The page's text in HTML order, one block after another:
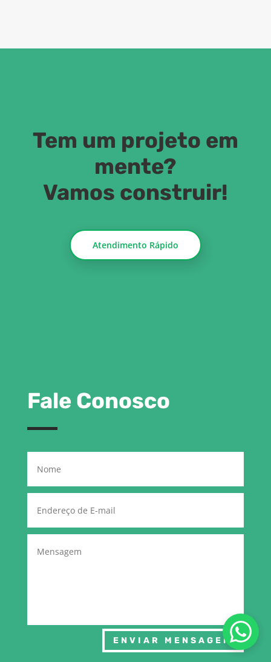
Tem um projeto em
mente?
Vamos construir!
Atendimento Rápido
Fale Conosco
ENVIAR MENSAGEM